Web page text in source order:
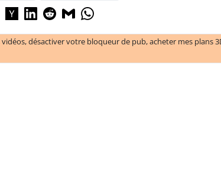
désactiver votre bloqueur de pub, acheter mes plans